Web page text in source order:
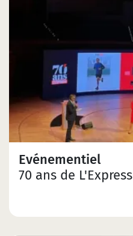
Evénementiel
70 ans de L'Express